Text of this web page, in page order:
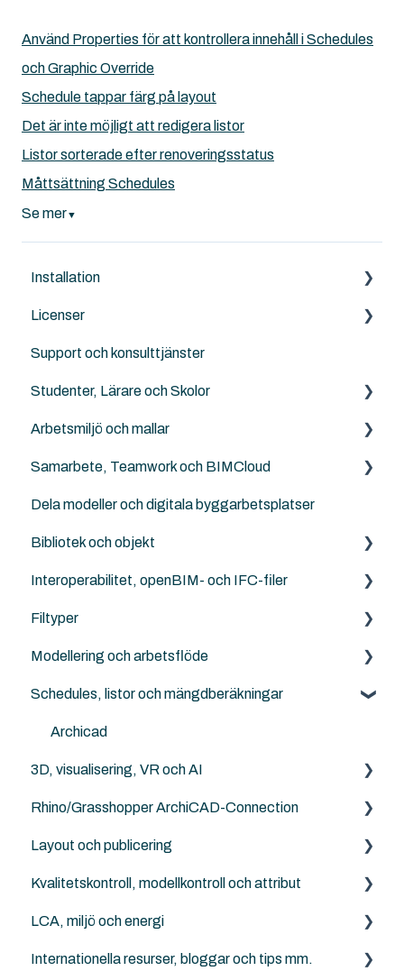
Använd Properties för att kontrollera innehåll i Schedules
och Graphic Override
Schedule tappar färg på layout
Det är inte möjligt att redigera listor
Listor sorterade efter renoveringsstatus
Måttsättning Schedules
Se mer▼
Installation
Archicad
BIMcloud
Nordic Tools
Solibri
ArchiTerra
Goodies for Archicad
Design LCA
SweTools
Twinmotion
Licenser
Archicad
Archicad Cloud licenser
GSID
BIMcloud
Solibri
Support och konsulttjänster
Studenter, Lärare och Skolor
Archicad BIM för elever, lärare och skolor
Landskapsarkitekter, kartor och terräng
Ingenjörer och konstruktörer
Arbetsmiljö och mallar
NordicTools template
Templates
Attribut
Work Enviroment
Migration mellan versioner
Samarbete, Teamwork och BIMCloud
Generellt sett
Felsökning
Rutiner
Other Collaboration solutions
Sammarbete med Revit
Dela modeller och digitala byggarbetsplatser
Bibliotek och objekt
Externa objekt
Archicad standard bibliotek
Interoperabilitet, openBIM- och IFC-filer
IFC generellt
Archicad
Filtyper
PDF
DXF/DWG File (.dxf, .dwg)
Punktmoln
RFA
Archicad File Types (.pln, .pla, .tpl and .mod etc.)
Modellering och arbetsflöde
Archicad
NordicTools
Schedules, listor och mängdberäkningar
Archicad
3D, visualisering, VR och AI
Archicad
Rhino/Grasshopper ArchiCAD-Connection
Rhino - Grasshopper
Layout och publicering
Archicad
Kvalitetskontroll, modellkontroll och attribut
Solibri
Archicad
LCA, miljö och energi
Anavitor LCA
Internationella resurser, bloggar och tips mm.